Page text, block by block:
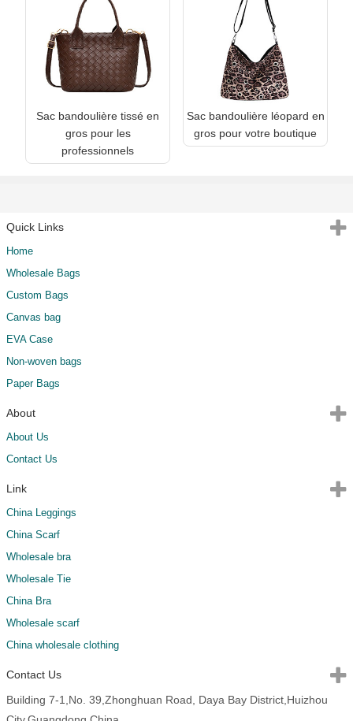
Sac bandoulière tissé en
gros pour les
professionnels
Sac bandoulière léopard en
gros pour votre boutique
Quick Links
Home
Wholesale Bags
Custom Bags
Canvas bag
EVA Case
Non-woven bags
Paper Bags
About
About Us
Contact Us
Link
China Leggings
China Scarf
Wholesale bra
Wholesale Tie
China Bra
Wholesale scarf
China wholesale clothing
Contact Us
Building 7-1,No. 39,Zhonghuan Road, Daya Bay District,Huizhou